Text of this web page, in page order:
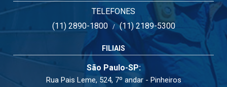
TELEFONES
(11) 2890-1800/(11) 2189-5300
FILIAIS
São Paulo-SP:
Rua Pais Leme, 524, 7º andar - Pinheiros